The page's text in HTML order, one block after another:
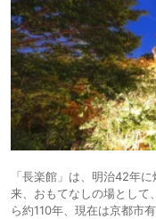
「長楽館」は、明治42年
来、おもてなしの場として
ら約110年、現在は京都市